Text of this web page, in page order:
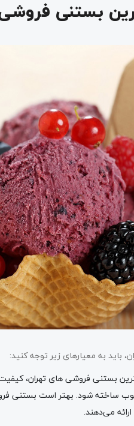
بستنی
باید به معیارهای زیر توجه کنید:
بستنی فروشی های تهران،
ساخته شود. بهتر است بستنی
می‌دهند.